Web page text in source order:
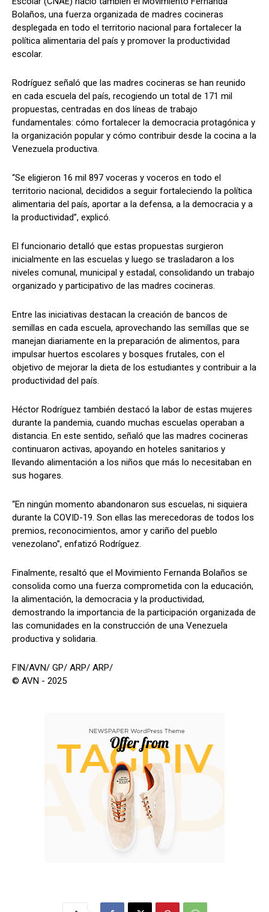
Bolaños, una fuerza organizada de madres cocineras
desplegada en todo el territorio nacional para fortalecer la
política alimentaria del país y promover la productividad
escolar.
Rodríguez señaló que las madres cocineras se han reunido
en cada escuela del país, recogiendo un total de 171 mil
propuestas, centradas en dos líneas de trabajo
fundamentales: cómo fortalecer la democracia protagónica y
la organización popular y cómo contribuir desde la cocina a la
Venezuela productiva.
“Se eligieron 16 mil 897 voceras y voceros en todo el
territorio nacional, decididos a seguir fortaleciendo la política
alimentaria del país, aportar a la defensa, a la democracia y a
la productividad”, explicó.
El funcionario detalló que estas propuestas surgieron
inicialmente en las escuelas y luego se trasladaron a los
niveles comunal, municipal y estadal, consolidando un trabajo
organizado y participativo de las madres cocineras.
Entre las iniciativas destacan la creación de bancos de
semillas en cada escuela, aprovechando las semillas que se
manejan diariamente en la preparación de alimentos, para
impulsar huertos escolares y bosques frutales, con el
objetivo de mejorar la dieta de los estudiantes y contribuir a la
productividad del país.
Héctor Rodríguez también destacó la labor de estas mujeres
durante la pandemia, cuando muchas escuelas operaban a
distancia. En este sentido, señaló que las madres cocineras
continuaron activas, apoyando en hoteles sanitarios y
llevando alimentación a los niños que más lo necesitaban en
sus hogares.
“En ningún momento abandonaron sus escuelas, ni siquiera
durante la COVID-19. Son ellas las merecedoras de todos los
premios, reconocimientos, amor y cariño del pueblo
venezolano”, enfatizó Rodríguez.
Finalmente, resaltó que el Movimiento Fernanda Bolaños se
consolida como una fuerza comprometida con la educación,
la alimentación, la democracia y la productividad,
demostrando la importancia de la participación organizada de
las comunidades en la construcción de una Venezuela
productiva y solidaria.
FIN/AVN/ GP/ ARP/ ARP/
© AVN - 2025